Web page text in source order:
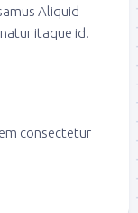
Aliquid
itaque id.
consectetur